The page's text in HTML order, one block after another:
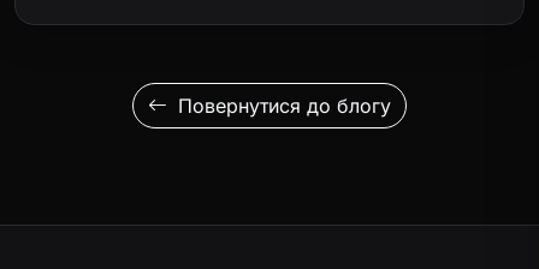
Повернутися до блогу